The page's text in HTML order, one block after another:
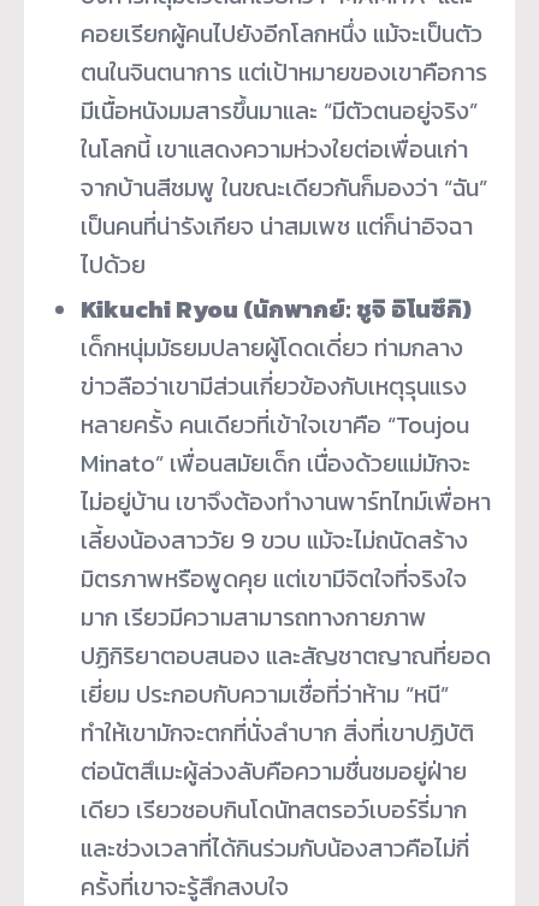
คอยเรียกผู้คนไปยังอีกโลกหนึ่ง แม้จะเป็นตัว
ตนในจินตนาการ แต่เป้าหมายของเขาคือการ
มีเนื้อหนังมมสารขึ้นมาและ “มีตัวตนอยู่จริง”
ในโลกนี้ เขาแสดงความห่วงใยต่อเพื่อนเก่า
จากบ้านสีชมพู ในขณะเดียวกันก็มองว่า “ฉัน”
เป็นคนที่น่ารังเกียจ น่าสมเพช แต่ก็น่าอิจฉา
ไปด้วย
Kikuchi Ryou (นักพากย์: ชูจิ อิโนซึกิ)
เด็กหนุ่มมัธยมปลายผู้โดดเดี่ยว ท่ามกลาง
ข่าวลือว่าเขามีส่วนเกี่ยวข้องกับเหตุรุนแรง
หลายครั้ง คนเดียวที่เข้าใจเขาคือ “Toujou
Minato” เพื่อนสมัยเด็ก เนื่องด้วยแม่มักจะ
ไม่อยู่บ้าน เขาจึงต้องทำงานพาร์ทไทม์เพื่อหา
เลี้ยงน้องสาววัย 9 ขวบ แม้จะไม่ถนัดสร้าง
มิตรภาพหรือพูดคุย แต่เขามีจิตใจที่จริงใจ
มาก เรียวมีความสามารถทางกายภาพ
ปฏิกิริยาตอบสนอง และสัญชาตญาณที่ยอด
เยี่ยม ประกอบกับความเชื่อที่ว่าห้าม “หนี”
ทำให้เขามักจะตกที่นั่งลำบาก สิ่งที่เขาปฏิบัติ
ต่อนัตสึเมะผู้ล่วงลับคือความชื่นชมอยู่ฝ่าย
เดียว เรียวชอบกินโดนัทสตรอว์เบอร์รี่มาก
และช่วงเวลาที่ได้กินร่วมกับน้องสาวคือไม่กี่
ครั้งที่เขาจะรู้สึกสงบใจ